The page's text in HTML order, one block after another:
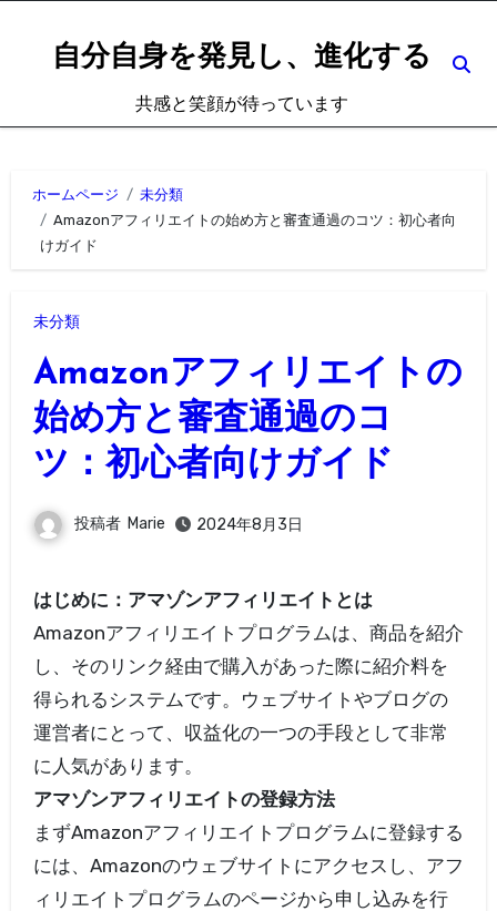
自分自身を発見し、進化する
共感と笑顔が待っています
ホームページ
未分類
Amazonアフィリエイトの始め方と審査通過のコツ：初心者向
けガイド
未分類
Amazonアフィリエイトの
始め方と審査通過のコ
ツ：初心者向けガイド
投稿者 Marie 2024年8月3日
はじめに：アマゾンアフィリエイトとは
Amazonアフィリエイトプログラムは、商品を紹介
し、そのリンク経由で購入があった際に紹介料を
得られるシステムです。ウェブサイトやブログの
運営者にとって、収益化の一つの手段として非常
に人気があります。
アマゾンアフィリエイトの登録方法
まずAmazonアフィリエイトプログラムに登録する
には、Amazonのウェブサイトにアクセスし、アフ
ィリエイトプログラムのページから申し込みを行